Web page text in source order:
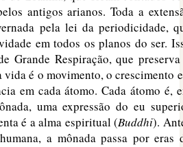
antigos arianos. Toda a
pela lei da periodicidade,
em todos os planos do ser.
Grande Respiração, que
vida é o movimento, o crescimento
em cada átomo. Cada átomo é,
uma expressão do eu
é a alma espiritual (Buddhi).
a mônada passa por eras